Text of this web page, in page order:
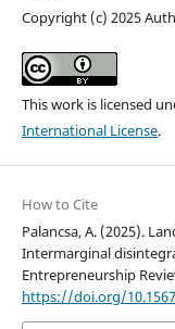
Copyright (c) 2025
This work is licensed
International License.
How to Cite
Palancsa, A. (2025).
Intermarginal
Entrepreneurship
https://doi.org/